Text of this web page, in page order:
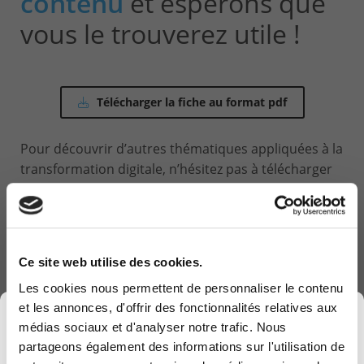
Ce site web utilise des cookies.
Les cookies nous permettent de personnaliser le contenu
et les annonces, d'offrir des fonctionnalités relatives aux
médias sociaux et d'analyser notre trafic. Nous
partageons également des informations sur l'utilisation de
vous le trouverez utile !
Télécharger la fiche au format pdf
Pour découvrir d’autres thématiques appliquées à la
transformation digitale, n’hésitez pas à télécharger
d’autres fiches tout aussi intéressantes et qui vous
permettront d’en savoir plus sur ce que peut vous
apporter Computerland dans l’aide à votre
Consulter nos autres thématiques
Nous espérons ainsi susciter un intérêt auprès de